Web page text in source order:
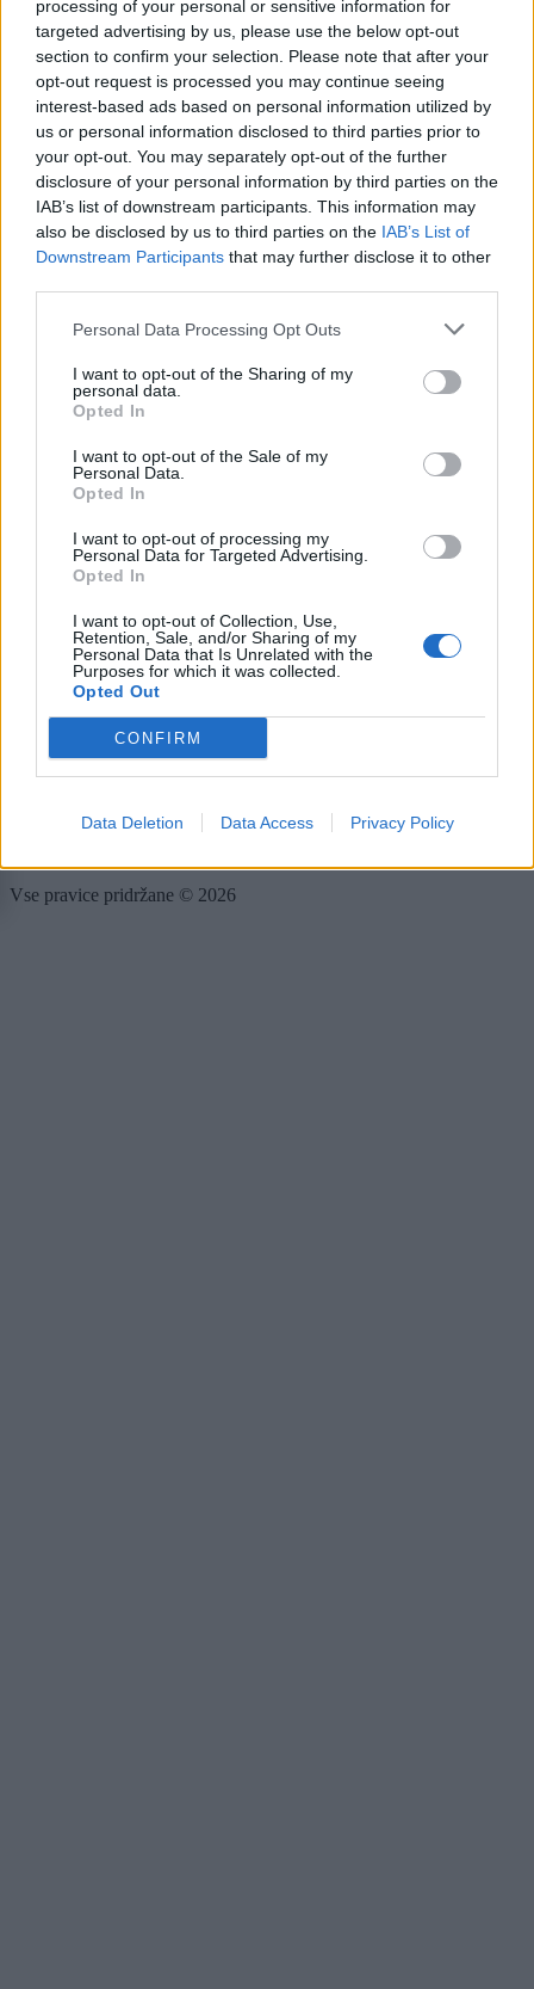
processing of your personal or sensitive information for
targeted advertising by us, please use the below opt-out
section to confirm your selection. Please note that after your
opt-out request is processed you may continue seeing
interest-based ads based on personal information utilized by
us or personal information disclosed to third parties prior to
your opt-out. You may separately opt-out of the further
disclosure of your personal information by third parties on the
IAB’s list of downstream participants. This information may
also be disclosed by us to third parties on the IAB’s List of
Downstream Participants that may further disclose it to other
Personal Data Processing Opt Outs
I want to opt-out of the Sharing of my
personal data.
Opted In
I want to opt-out of the Sale of my
Personal Data.
Opted In
I want to opt-out of processing my
Personal Data for Targeted Advertising.
Opted In
I want to opt-out of Collection, Use,
Retention, Sale, and/or Sharing of my
Personal Data that Is Unrelated with the
Purposes for which it was collected.
Opted Out
CONFIRM
Data Deletion Data Access Privacy Policy
Moji Mediji d.o.o.
sobotainfo.com• mariborinfo.com•ptujinfo.com• pomurec.com
dolenjskainfo.com•ljubljanainfo.com•gorenjskainfo.com•
tvidea.si
Vse pravice pridržane © 2026
Tematike
Slovenija
Svet
Politika
Kronika
Zdravje
Šport
Scena
Zadnje novice
Dogodki
Igre
Forum
Mali oglasi
Oglaševanje
Vse pravice pridržane © 2026
Prijavi se na cajtng